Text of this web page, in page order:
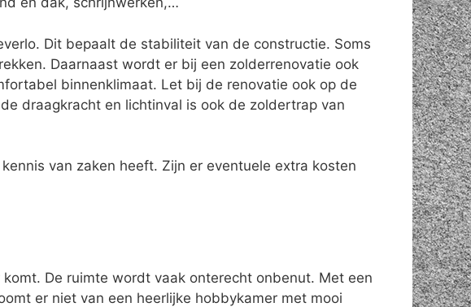
Dit bepaalt de stabiliteit van de constructie. Soms
Daarnaast wordt er bij een zolderrenovatie ook
binnenklimaat. Let bij de renovatie ook op de
draagkracht en lichtinval is ook de zoldertrap van
van zaken heeft. Zijn er eventuele extra kosten
De ruimte wordt vaak onterecht onbenut. Met een
er niet van een heerlijke hobbykamer met mooi